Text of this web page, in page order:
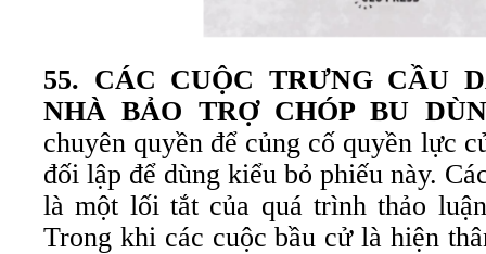
55. CÁC CUỘC TRƯNG CẦU
NHÀ BẢO TRỢ CHÓP BU
chuyên quyền để củng cố quyền lực
đối lập để dùng kiểu bỏ phiếu này.
là một lối tắt của quá trình thảo
Trong khi các cuộc bầu cử là hiện